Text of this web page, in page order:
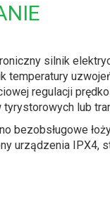
silnik
temperatury
regulacji
lub
bezobsługowe
urządzenia IPX4,